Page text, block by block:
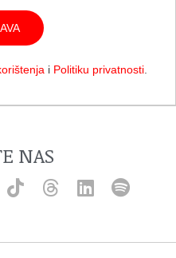
i Politiku privatnosti.
NAS